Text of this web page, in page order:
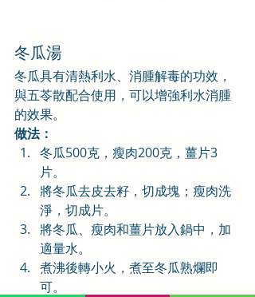
冬瓜湯
冬瓜具有清熱利水、消腫解毒的功效，
與五苓散配合使用，可以增強利水消腫
的效果。
做法：
冬瓜500克，瘦肉200克，薑片3
片。
將冬瓜去皮去籽，切成塊；瘦肉洗
淨，切成片。
將冬瓜、瘦肉和薑片放入鍋中，加
適量水。
煮沸後轉小火，煮至冬瓜熟爛即
可。